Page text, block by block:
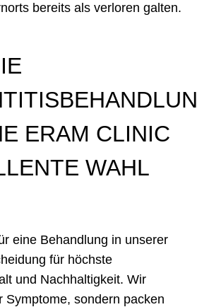
bereits als verloren galten.
ERAM CLINIC
WAHL
eine Behandlung in unserer
für höchste
und Nachhaltigkeit. Wir
Symptome, sondern packen